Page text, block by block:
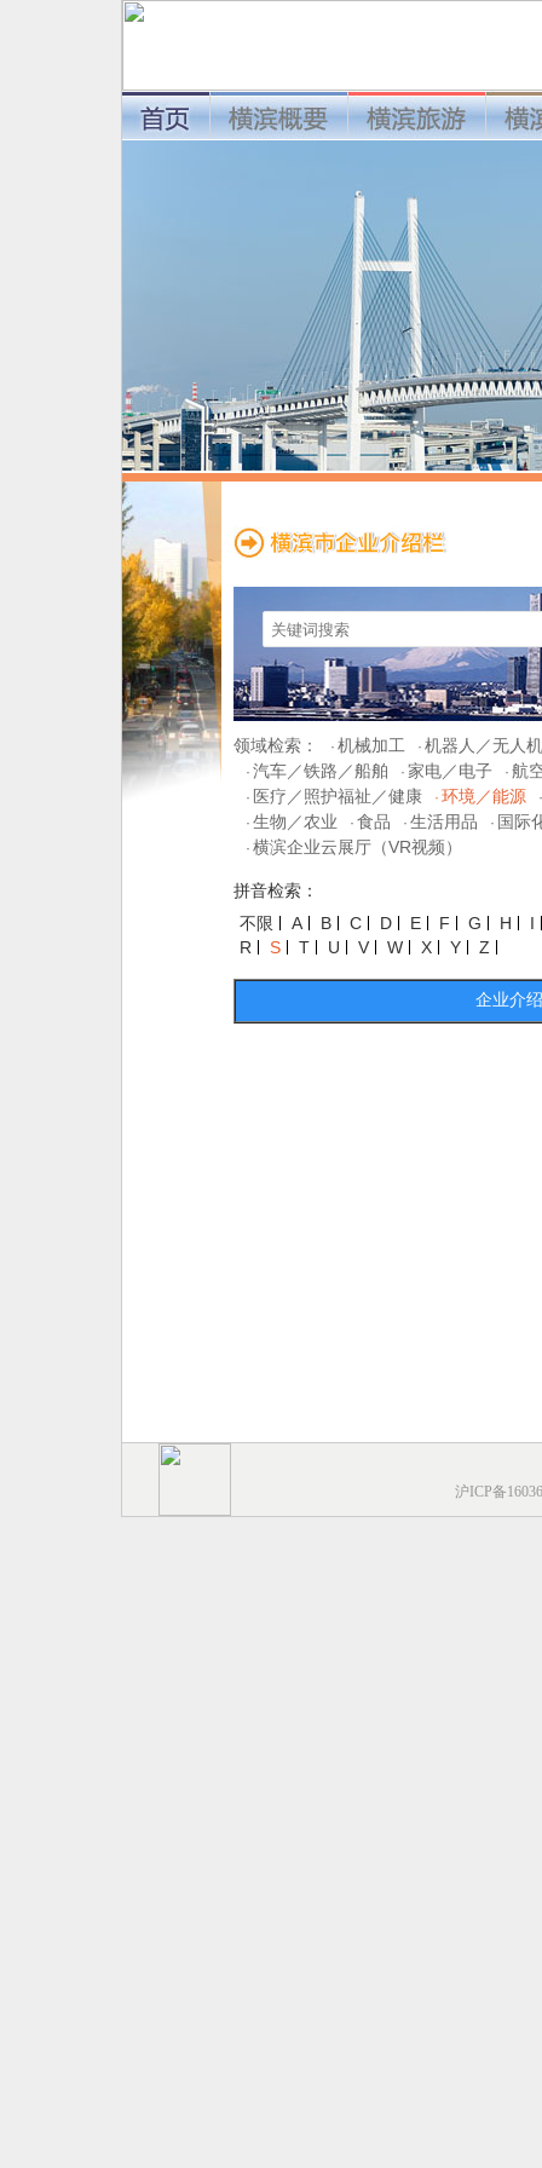
领域检索： · 机械加工 · 机器人／无人机
· 汽车／铁路／船舶 · 家电／电子 · 航
· 医疗／照护福祉／健康 · 环境／能源
·
· 生物／农业 · 食品 · 生活用品 · 国际
· 横滨企业云展厅（VR视频）
拼音检索：
不限
A B C D E F G H
I
R
S T U V W X Y Z
企业介绍
沪ICP备